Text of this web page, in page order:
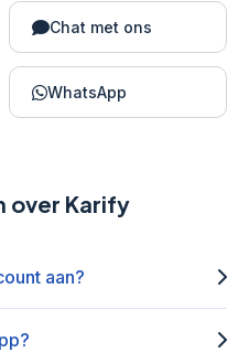
Chat met ons
WhatsApp
over Karify
aan?